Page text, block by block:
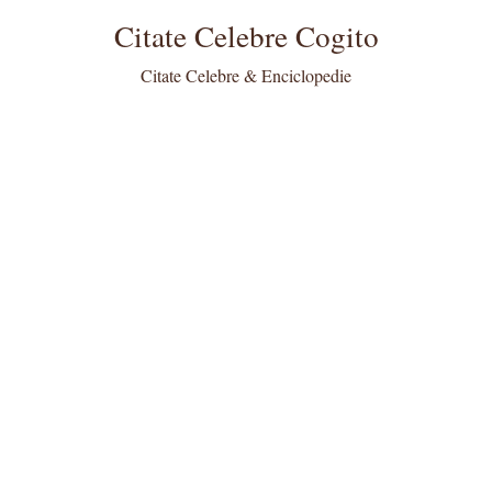
Citate Celebre Cogito
Citate Celebre & Enciclopedie